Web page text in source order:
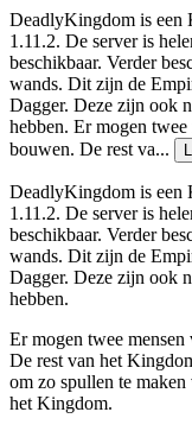
DeadlyKingdom is een
1.11.2. De server is
beschikbaar. Verder
wands. Dit zijn de
Dagger. Deze zijn ook
hebben. Er mogen
bouwen. De rest va...
DeadlyKingdom is een
1.11.2. De server is
beschikbaar. Verder
wands. Dit zijn de
Dagger. Deze zijn ook
hebben.
Er mogen twee
De rest van het
om zo spullen te
het Kingdom.